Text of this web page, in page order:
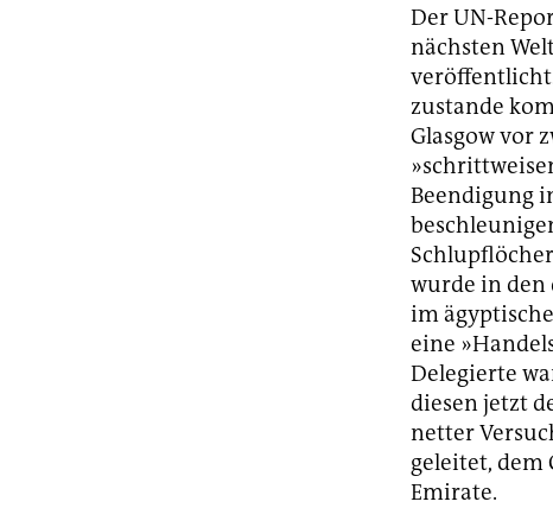
Der UN-
nächsten
zustande
Glasgow vor
Beendigung
wurde in den
im
eine
Delegierte
diesen jetzt
netter
geleitet, dem
Emirate.